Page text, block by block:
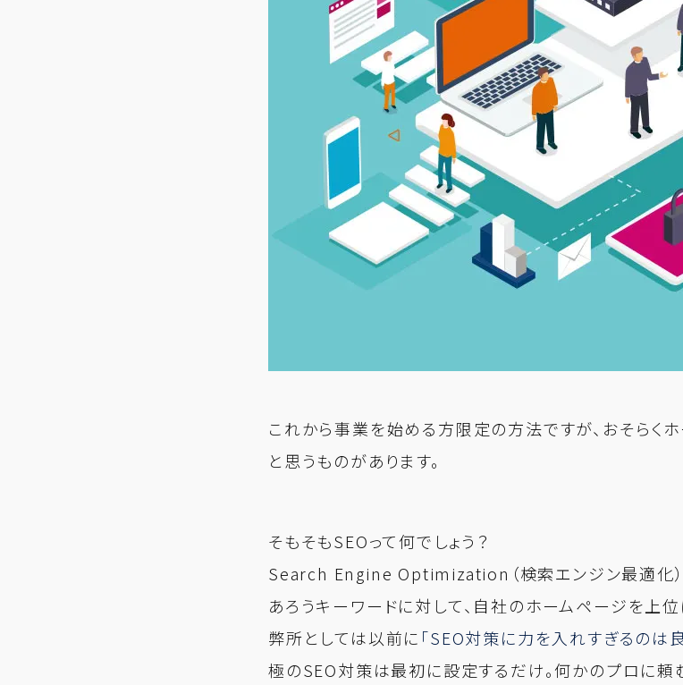
これから事業を始める方限定の方法ですが、おそら
と思うものがあります。
そもそもSEOって何でしょう？
Search Engine Optimization（検索エンジン最適化
あろうキーワードに対して、自社のホームページを上
弊所としては以前に 「SEO対策に力を入れすぎるのは
極のSEO対策は最初に設定するだけ。何かのプロに頼